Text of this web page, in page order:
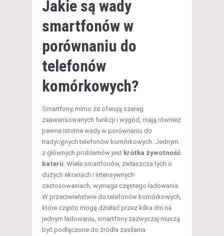
Jakie są wady
smartfonów w
porównaniu do
telefonów
komórkowych?
Smartfony, mimo że oferują szereg
zaawansowanych funkcji i wygód, mają również
pewne istotne wady w porównaniu do
tradycyjnych telefonów komórkowych. Jednym
z głównych problemów jest krótka żywotność
baterii. Wiele smartfonów, zwłaszcza tych o
dużych ekranach i intensywnych
zastosowaniach, wymaga częstego ładowania.
W przeciwieństwie do telefonów komórkowych,
które często mogą działać przez kilka dni na
jednym ładowaniu, smartfony zazwyczaj muszą
być podłączone do źródła zasilania